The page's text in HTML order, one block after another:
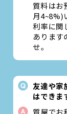
質料はお
月4~8%)
利率に関
あります
せ。
友達や家
はできま
質屋でお